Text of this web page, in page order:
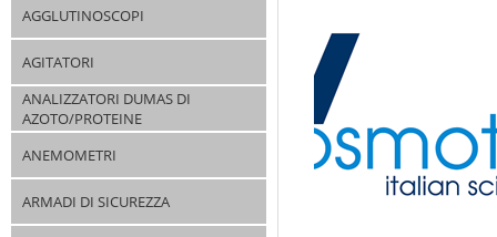
AGGLUTINOSCOPI
AGITATORI
ANALIZZATORI DUMAS DI
AZOTO/PROTEINE
ANEMOMETRI
ARMADI DI SICUREZZA